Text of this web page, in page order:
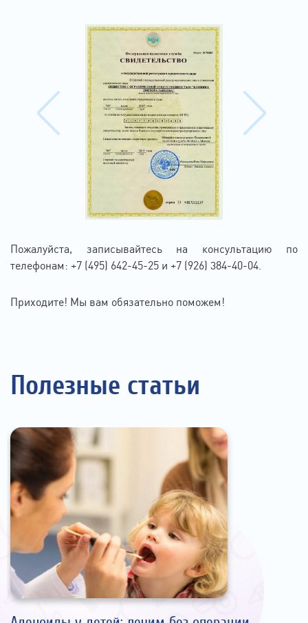
Пожалуйста, записывайтесь на консультацию по
телефонам: +7 (495) 642-45-25 и +7 (926) 384-40-04.
Приходите! Мы вам обязательно поможем!
Полезные статьи